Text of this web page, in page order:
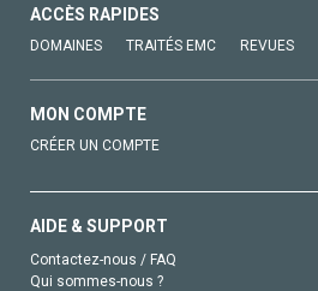
ACCÈS RAPIDES
DOMAINES TRAITÉS EMC REVUES
MON COMPTE
CRÉER UN COMPTE
AIDE & SUPPORT
Contactez-nous / FAQ
Qui sommes-nous ?